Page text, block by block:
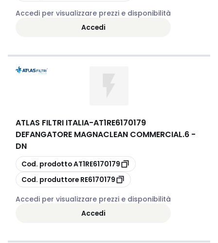
Accedi per visualizzare prezzi e disponibilità
Accedi
ATLAS FILTRI ITALIA-AT1RE6170179
DEFANGATORE MAGNACLEAN COMMERCIAL.6 -
DN
copia
Cod. prodottoAT1RE6170179
copia
Cod. produttore RE6170179
Accedi per visualizzare prezzi e disponibilità
Accedi